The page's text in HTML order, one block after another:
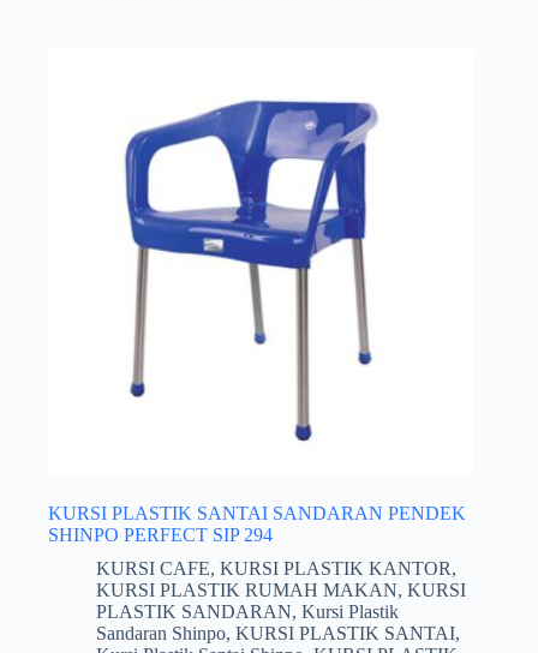
KURSI PLASTIK SANTAI SANDARAN PENDEK
SHINPO PERFECT SIP 294
KURSI CAFE, KURSI PLASTIK KANTOR,
KURSI PLASTIK RUMAH MAKAN, KURSI
PLASTIK SANDARAN, Kursi Plastik
Sandaran Shinpo, KURSI PLASTIK SANTAI,